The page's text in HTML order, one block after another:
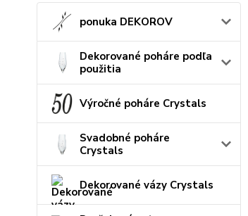
ponuka DEKOROV
Dekorované poháre podľa
použitia
Výročné poháre Crystals
Svadobné poháre
Crystals
Dekorované vázy Crystals